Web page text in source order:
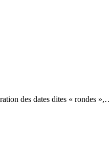
des dates dites « rondes